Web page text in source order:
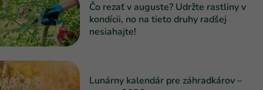
Čo rezať v auguste? Udržte rastliny v
kondícii, no na tieto druhy radšej
nesiahajte!
Lunárny kalendár pre záhradkárov –